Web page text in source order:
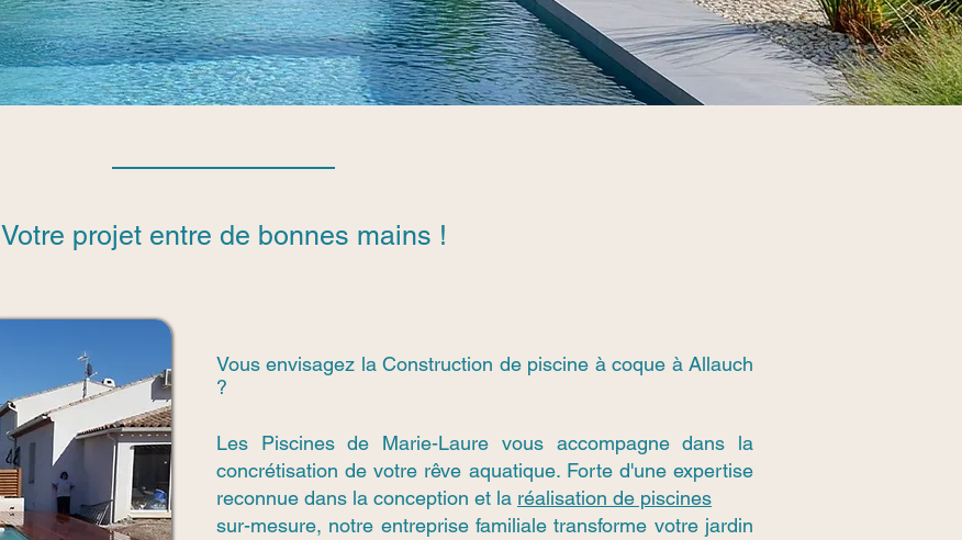
Votre projet entre de bonnes mains !
Vous envisagez la Construction de piscine à coque à Allauch
?
Les Piscines de Marie-Laure vous accompagne dans la
concrétisation de votre rêve aquatique. Forte d'une expertise
reconnue dans la conception et la réalisation de piscines
sur-mesure, notre entreprise familiale transforme votre jardin